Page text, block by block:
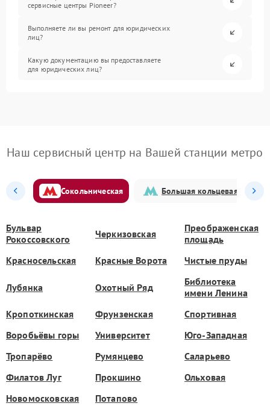
сервисные центры Pioneer?
Выполняете ли вы ремонт для юридических
лиц?
Какую документацию вы предоставляете
для юридических лиц?
Наш сервисный центр на Вашей станции метро
Сокольническая Большая кольцевая
Бульвар
Рокоссовского
Черкизовская
Преображенская
площадь
Красносельская
Красные Ворота Чистые пруды
Лубянка Охотный Ряд
Библиотека
имени Ленина
Кропоткинская
Фрунзенская
Спортивная
Воробьёвы горы
Университет
Юго-Западная
Тропарёво
Румянцево
Саларьево
Филатов Луг
Прокшино
Ольховая
Новомосковская
Потапово